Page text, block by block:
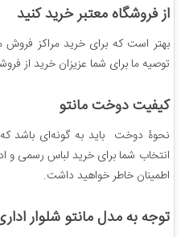
از فروشگاه معتبر خرید کنید
بهتر است که برای خرید مراکز فروش
توصیه ما برای شما عزیزان خرید از
کیفیت دوخت مانتو
نحوۀ دوخت باید به گونه‌ای باشد
انتخاب شما برای خرید لباس رسمی و
اطمینان خاطر خواهید داشت.
توجه به مدل مانتو شلوار